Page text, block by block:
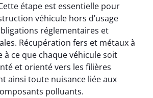
étape est essentielle pour
véhicule hors d’usage
réglementaires et
Récupération fers et métaux à
à ce que chaque véhicule soit
et orienté vers les filières
ainsi toute nuisance liée aux
polluants.